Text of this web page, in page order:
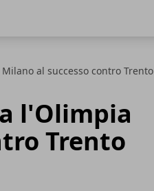
al successo contro Trento
l'Olimpia
Trento